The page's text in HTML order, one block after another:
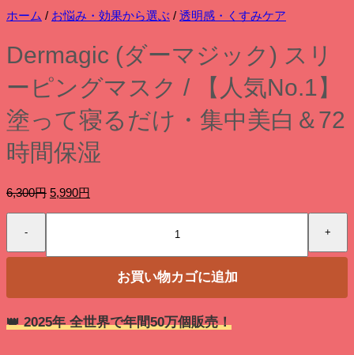
ホーム / お悩み・効果から選ぶ / 透明感・くすみケア
Dermagic (ダーマジック) スリ
ーピングマスク / 【人気No.1】
塗って寝るだけ・集中美白＆72
時間保湿
6,300円 元
で
た。
5,990円
円
す。
Dermagic
ー
マ
ス
お買い物カゴに追加
👑 2025年 全世界で年間50万個販売！